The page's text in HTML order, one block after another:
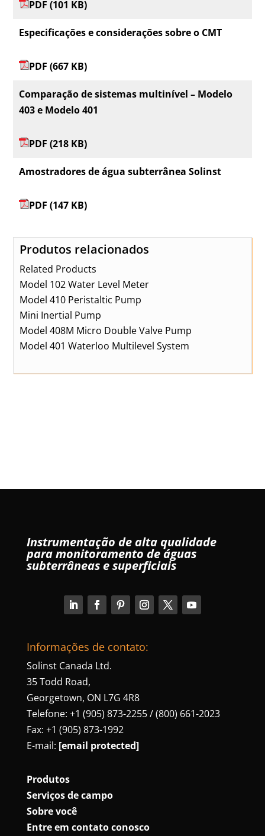
PDF (101 KB)
Especificações e considerações sobre o CMT
PDF (667 KB)
Comparação de sistemas multinível – Modelo
403 e Modelo 401
PDF (218 KB)
Amostradores de água subterrânea Solinst
PDF (147 KB)
Produtos relacionados
Related Products
Model 102 Water Level Meter
Model 410 Peristaltic Pump
Mini Inertial Pump
Model 408M Micro Double Valve Pump
Model 401 Waterloo Multilevel System
Instrumentação de alta qualidade
para monitoramento de águas
subterrâneas e superficiais
Informações de contato:
Solinst Canada Ltd.
35 Todd Road,
Georgetown, ON L7G 4R8
Telefone: +1 (905) 873-2255 / (800) 661-2023
Fax: +1 (905) 873-1992
E-mail: [email protected]
Produtos
Serviços de campo
Sobre você
Entre em contato conosco